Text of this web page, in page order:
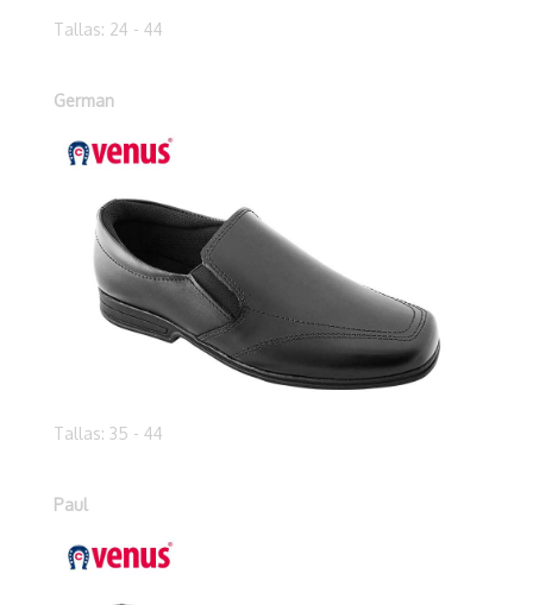
Tallas: 24 - 44
German
Tallas: 35 - 44
Paul